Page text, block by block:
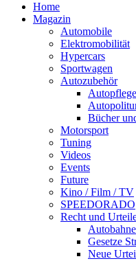
Home
Magazin
Automobile
Elektromobilität
Hypercars
Sportwagen
Autozubehör
Autopflege
Bücher
Motorsport
Tuning
Videos
Events
Future
Kino / Film / TV
SPEEDORADO
Recht und
Gesetze
Neue